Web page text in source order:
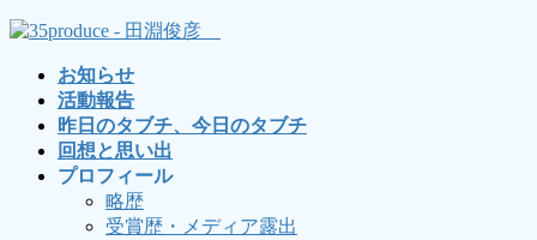
コ
ナ
お知らせ
活動報告
昨日のタブチ、今日のタブチ
回想と思い出
プロフィール
略歴
受賞歴・メディア露出